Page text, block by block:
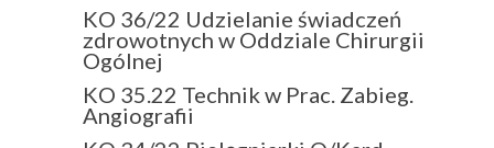
KO 36/22 Udzielanie świadczeń
zdrowotnych w Oddziale Chirurgii
Ogólnej
KO 35.22 Technik w Prac. Zabieg.
Angiografii